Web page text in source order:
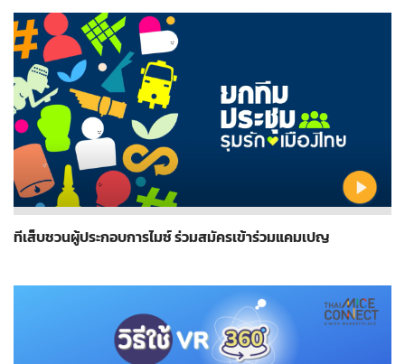
ทีเส็บชวนผู้ประกอบการไมซ์ ร่วมสมัครเข้าร่วมแคมเปญ